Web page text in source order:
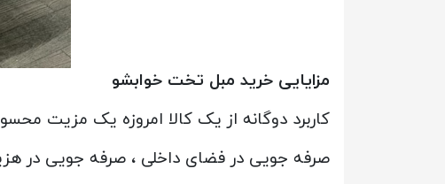
مزایایی خرید مبل تخت خوابشو
کاربرد دوگانه از یک کالا امروزه یک مزیت
صرفه جویی در فضای داخلی ، صرفه جویی در